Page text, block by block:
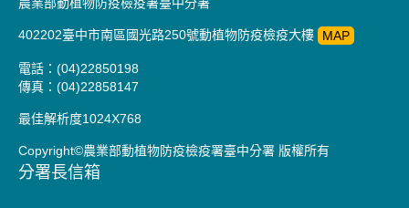
402202臺中市南區國光路250號動植物防疫檢疫大樓 MAP
電話：(04)22850198
傳真：(04)22858147
最佳解析度1024X768
Copyright©農業部動植物防疫檢疫署臺中分署 版權所有
分署長信箱